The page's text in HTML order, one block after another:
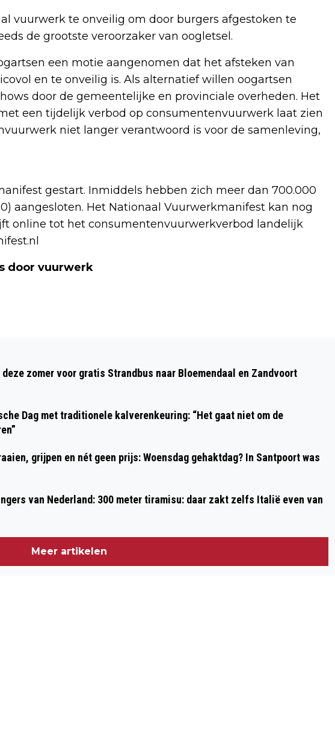
vuurwerk te onveilig om door burgers afgestoken te
de grootste veroorzaker van oogletsel.
een motie aangenomen dat het afsteken van
en te onveilig is. Als alternatief willen oogartsen
door de gemeentelijke en provinciale overheden. Het
een tijdelijk verbod op consumentenvuurwerk laat zien
niet langer verantwoord is voor de samenleving,
gestart. Inmiddels hebben zich meer dan 700.000
aangesloten. Het Nationaal Vuurwerkmanifest kan nog
online tot het consumentenvuurwerkverbod landelijk
door vuurwerk
WINDSTOTEN, BUIEN EN KANS OP
zomer voor gratis Strandbus naar Bloemendaal en Zandvoort
Dag met traditionele kalverenkeuring: “Het gaat niet om de
grijpen en nét geen prijs: Woensdag gehaktdag? In Santpoort was
van Nederland: 300 meter tiramisu: daar zakt zelfs Italië even van
Meer artikelen